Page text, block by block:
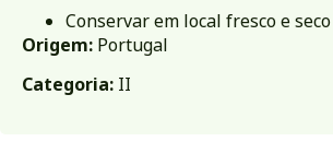
Conservar em local fresco e seco
Origem: Portugal
Categoria: II